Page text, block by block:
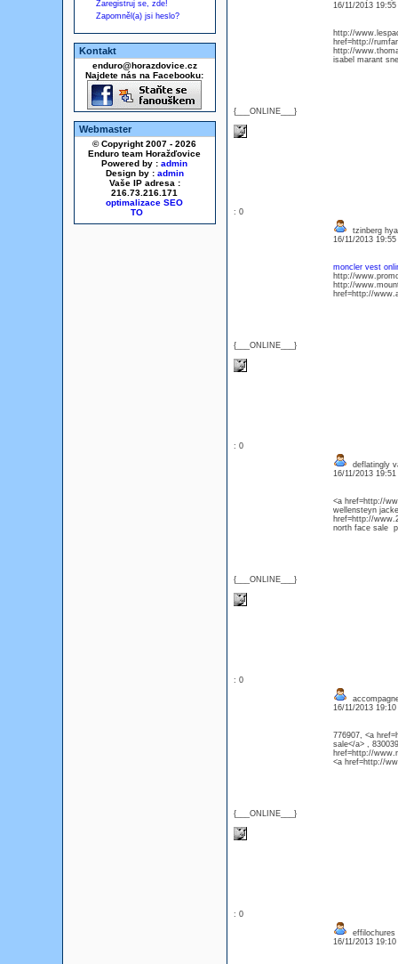
Zaregistruj se, zde!
Zapomněl(a) jsi heslo?
Kontakt
enduro@horazdovice.cz
Najdete nás na Facebooku:
Webmaster
© Copyright 2007 - 2026
Enduro team Horažďovice
Powered by : admin
Design by : admin
Vaše IP adresa :
216.73.216.171
optimalizace SEO
{___ONLINE___}
16/11/2013
http://
href=http://
http://
isabel marant
: 0
{___ONLINE___}
tzinberg
16/11/2013
moncler vest
http://
http://
href=http://
: 0
{___ONLINE___}
deflatingly
16/11/2013
<a href=http://
wellensteyn
href=http://
north face sale
: 0
{___ONLINE___}
16/11/2013
776907, <a
sale</a> ,
href=http://
<a href=http://
: 0
effilochures
16/11/2013